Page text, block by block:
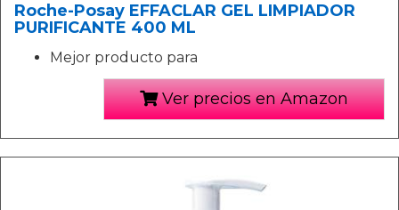
Roche-Posay EFFACLAR GEL LIMPIADOR
PURIFICANTE 400 ML
Mejor producto para
Ver precios en Amazon